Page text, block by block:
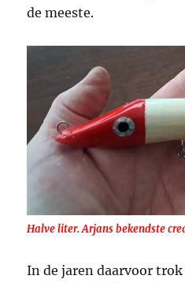
de meeste.
Halve liter. Arjans bekendste
In de jaren daarvoor